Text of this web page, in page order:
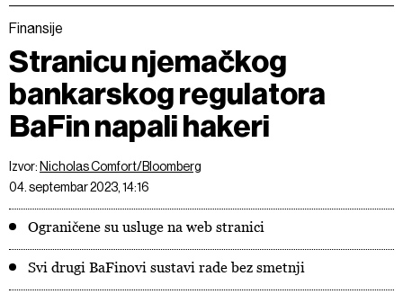
Finansije
Stranicu njemačkog
bankarskog regulatora
BaFin napali hakeri
Izvor: Nicholas Comfort/Bloomberg
04. septembar 2023, 14:16
Ograničene su usluge na web stranici
Svi drugi BaFinovi sustavi rade bez smetnji